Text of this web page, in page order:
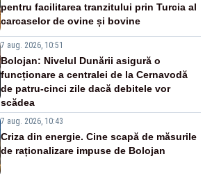
pentru facilitarea tranzitului prin Turcia al
carcaselor de ovine și bovine
7 aug. 2026, 10:51
Bolojan: Nivelul Dunării asigură o
funcționare a centralei de la Cernavodă
de patru-cinci zile dacă debitele vor
scădea
7 aug. 2026, 10:43
Criza din energie. Cine scapă de măsurile
de raționalizare impuse de Bolojan